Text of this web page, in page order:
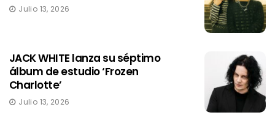
Julio 13, 2026
JACK WHITE lanza su séptimo
álbum de estudio ‘Frozen
Charlotte’
Julio 13, 2026